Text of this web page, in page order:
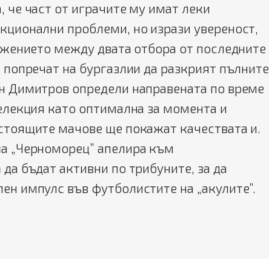
че част от играчите му имат леки
проблеми, но изрази увереност,
между двата отбора от последните
на бургазлии да разкрият пълните
Димитров определи направената по време
като оптимална за момента и
мачове ще покажат качествата и.
„Черноморец” апелира към
бъдат активни по трибуните, за да
импулс във футболистите на „акулите”.